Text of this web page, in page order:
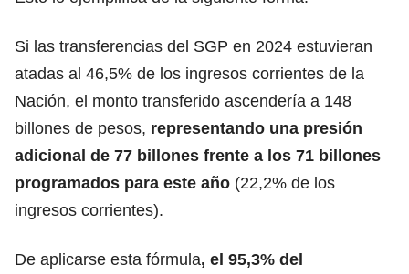
Si las transferencias del SGP en 2024 estuvieran
atadas al 46,5% de los ingresos corrientes de la
Nación, el monto transferido ascendería a 148
billones de pesos, representando una presión
adicional de 77 billones frente a los 71 billones
programados para este año (22,2% de los
ingresos corrientes).
De aplicarse esta fórmula, el 95,3% del